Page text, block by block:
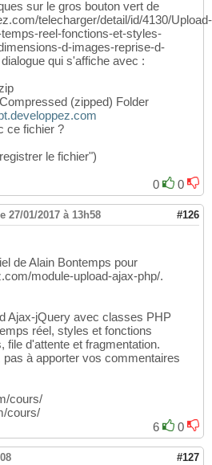
sur le gros bouton vert de
telecharger/detail/id/4130/Upload-
reel-fonctions-et-styles-
d-images-reprise-d-
qui s'affiche avec :
(zipped) Folder
ce fichier ?
le fichier")
0
0
le 27/01/2017 à 13h58 #126
de Alain Bontemps pour
module-upload-ajax-php/.
Ajax-jQuery avec classes PHP
réel, styles et fonctions
file d'attente et fragmentation.
à apporter vos commentaires
cours/
cours/
6
0
#127